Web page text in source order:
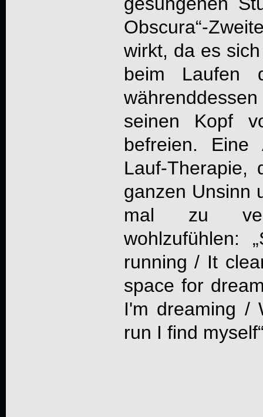
Obscura“-
wirkt, da es
beim Laufen
seinen Kopf
befreien.
Lauf-Therapie,
ganzen Unsinn
mal zu
running / It
space for
I'm dreaming /
run I find